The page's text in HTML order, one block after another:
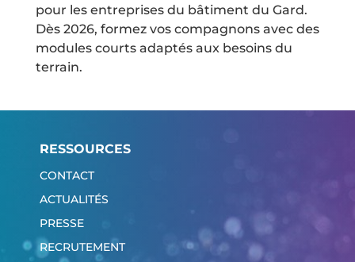
pour les entreprises du bâtiment du Gard.
Dès 2026, formez vos compagnons avec des
modules courts adaptés aux besoins du
terrain.
RESSOURCES
CONTACT
ACTUALITÉS
PRESSE
RECRUTEMENT